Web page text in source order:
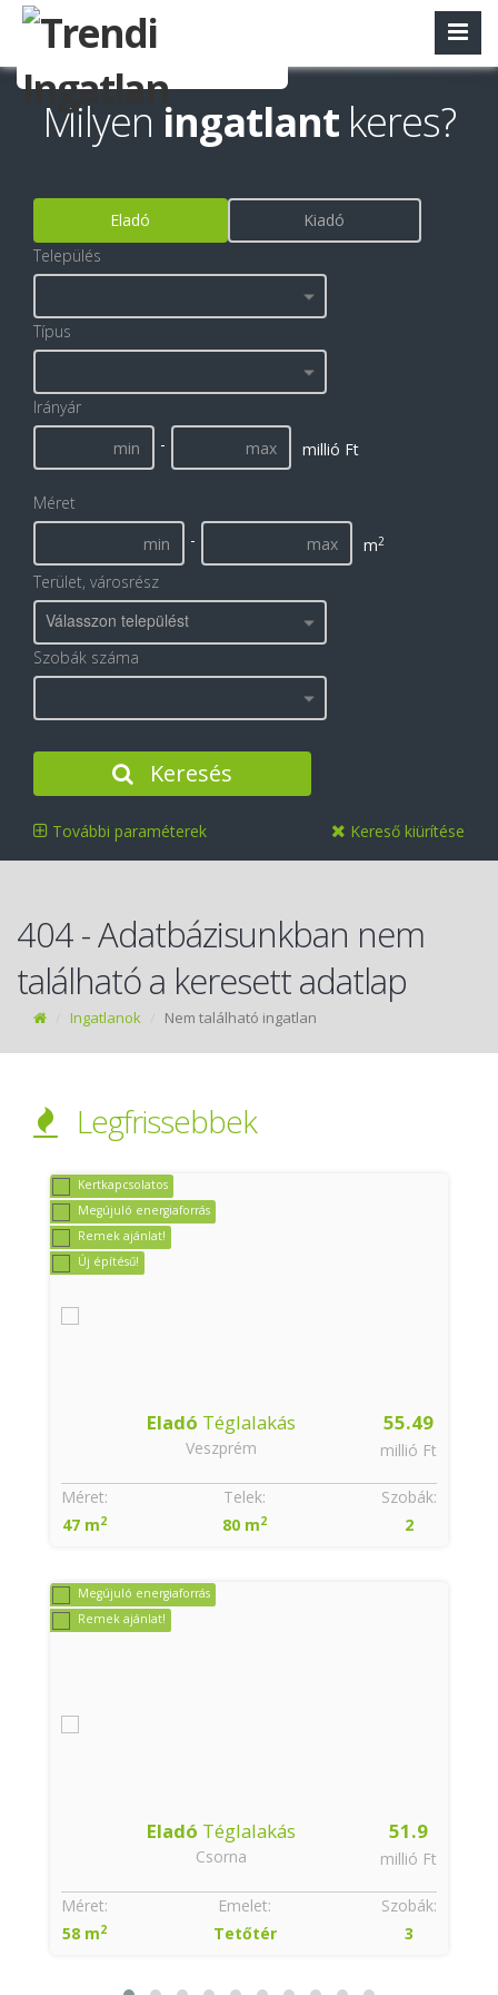
Milyen ingatlant keres?
Eladó
Kiadó
Település
Típus
Irányár
-
millió Ft
Méret
-
m2
Terület, városrész
Válasszon települést
Szobák száma
Keresés
További paraméterek Kereső kiürítése
404 - Adatbázisunkban nem
található a keresett adatlap
Ingatlanok Nem található ingatlan
Legfrissebbek
Kertkapcsolatos
Megújuló energiaforrás
Remek ajánlat!
Új építésű!
55.49
millió Ft
Eladó Téglalakás
Veszprém
Szobák:
2
Méret:
47 m2
Telek:
80 m2
Megújuló energiaforrás
Remek ajánlat!
51.9
millió Ft
Eladó Téglalakás
Csorna
Szobák:
3
Méret:
58 m2
Emelet:
Tetőtér